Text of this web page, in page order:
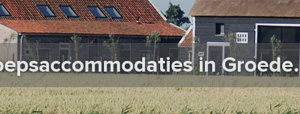
in Groede.